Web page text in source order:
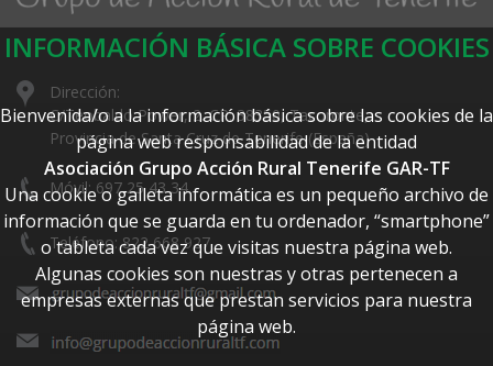
Dirección:
C/Teobaldo Power, 2. CP: 38350, Tacoronte,
Provincia de Santa Cruz de Tenerife (España)
Móvil: 697 25 43 34
Teléfono: 822 668 927
INFORMACIÓN BÁSICA SOBRE COOKIES
Bienvenida/o a la información básica sobre las cookies de la
página web responsabilidad de la entidad
Asociación Grupo Acción Rural Tenerife GAR-TF
Una cookie o galleta informática es un pequeño archivo de
información que se guarda en tu ordenador, “smartphone”
o tableta cada vez que visitas nuestra página web.
Algunas cookies son nuestras y otras pertenecen a
empresas externas que prestan servicios para nuestra
página web.